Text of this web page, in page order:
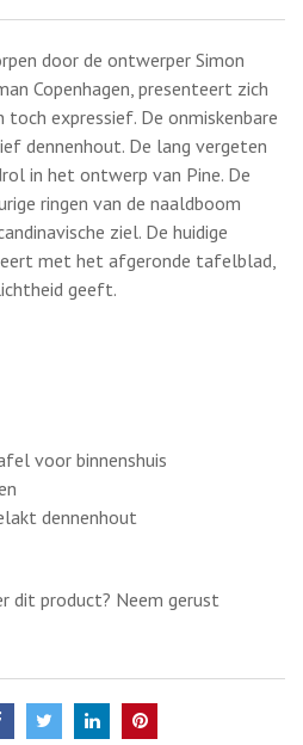
door de ontwerper Simon
Copenhagen, presenteert zich
toch expressief. De onmiskenbare
dennenhout. De lang vergeten
in het ontwerp van Pine. De
ringen van de naaldboom
ziel. De huidige
met het afgeronde tafelblad,
geeft.
voor binnenshuis
dennenhout
dit product? Neem gerust